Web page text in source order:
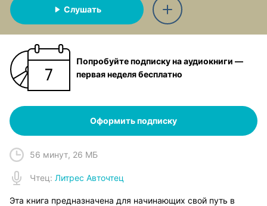
Слушать
Попробуйте подписку на аудиокниги —
первая неделя бесплатно
Оформить подписку
56 минут, 26 МБ
Чтец: Литрес Авточтец
Эта книга предназначена для начинающих свой путь в